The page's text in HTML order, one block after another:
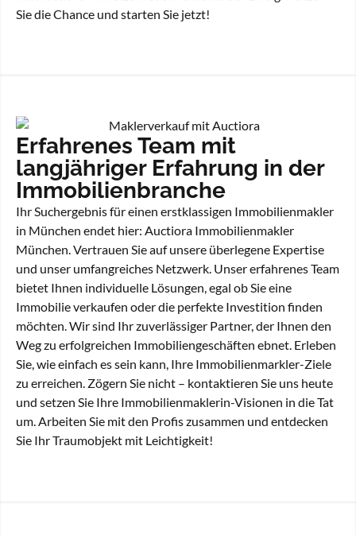
Sie die Chance und starten Sie jetzt!
Erfahrenes Team mit
langjähriger Erfahrung in der
Immobilienbranche
Ihr Suchergebnis für einen erstklassigen Immobilienmakler
in München endet hier: Auctiora Immobilienmakler
München. Vertrauen Sie auf unsere überlegene Expertise
und unser umfangreiches Netzwerk. Unser erfahrenes Team
bietet Ihnen individuelle Lösungen, egal ob Sie eine
Immobilie verkaufen oder die perfekte Investition finden
möchten. Wir sind Ihr zuverlässiger Partner, der Ihnen den
Weg zu erfolgreichen Immobiliengeschäften ebnet. Erleben
Sie, wie einfach es sein kann, Ihre Immobilienmarkler-Ziele
zu erreichen. Zögern Sie nicht – kontaktieren Sie uns heute
und setzen Sie Ihre Immobilienmaklerin-Visionen in die Tat
um. Arbeiten Sie mit den Profis zusammen und entdecken
Sie Ihr Traumobjekt mit Leichtigkeit!